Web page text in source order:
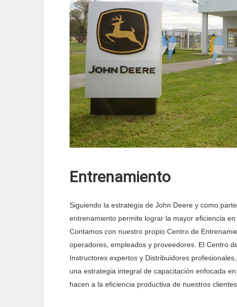
Entrenamiento
Siguiendo la estrategia de John Deere y como
entrenamiento permite lograr la mayor eficiencia
Contamos con nuestro propio Centro de
operadores, empleados y proveedores. El Centro
Instructores expertos y Distribuidores
una estrategia integral de capacitación enfocada
hacen a la eficiencia productiva de nuestros